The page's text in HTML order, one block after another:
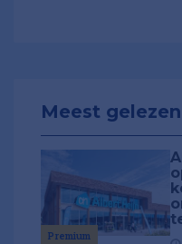
Meest gelezen
Premium